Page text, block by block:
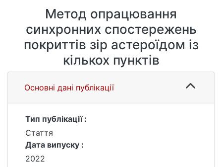
Метод опрацювання
синхронних спостережень
покриттів зір астероїдом із
кількох пунктів
Основні дані публікації
Тип публікації :
Стаття
Дата випуску :
2022